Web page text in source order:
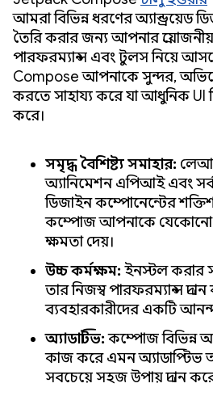
আমরা বিভিন্ন ধরণের অ্যান্ড্রয়েড
তৈরি করার জন্য আপনার
পারফরম্যান্স এবং টুলস নিয়ে
Compose আপনাকে সুন্দর,
করতে সাহায্য করে যা আধুনিক UI
করে।
সমৃদ্ধ বৈশিষ্ট্য সমাহার:
অ্যানিমেশন এপিআই এবং
ডিজাইন কম্পোনেন্টের
কম্পোজ আপনাকে যেকোনো
ক্ষমতা দেয়।
উচ্চ কর্মক্ষম: ইনস্টল করার
তার নিজস্ব পারফরম্যান্স
ব্যবহারকারীদের একটি
অ্যাডাপ্টিভ:কম্পোজ বিভিন্ন
কাজ করে এমন অ্যাডাপ্টিভ
সবচেয়ে সহজ উপায় প্রদান